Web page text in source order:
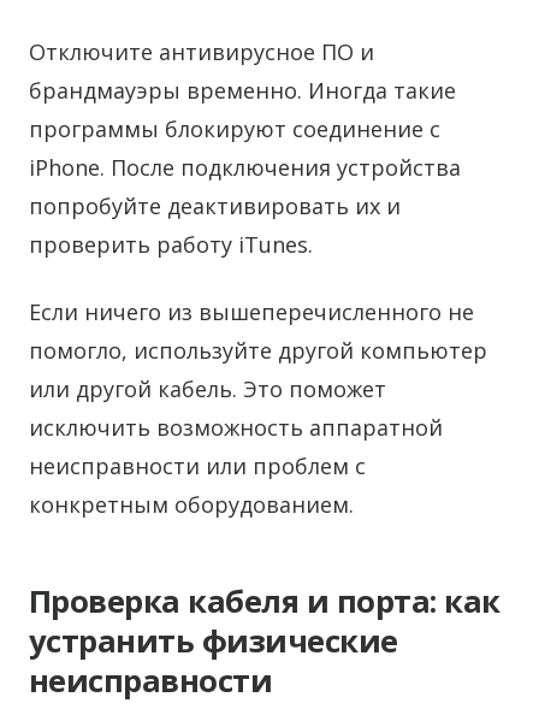
Отключите антивирусное ПО и
брандмауэры временно. Иногда такие
программы блокируют соединение с
iPhone. После подключения устройства
попробуйте деактивировать их и
проверить работу iTunes.
Если ничего из вышеперечисленного не
помогло, используйте другой компьютер
или другой кабель. Это поможет
исключить возможность аппаратной
неисправности или проблем с
конкретным оборудованием.
Проверка кабеля и порта: как
устранить физические
неисправности